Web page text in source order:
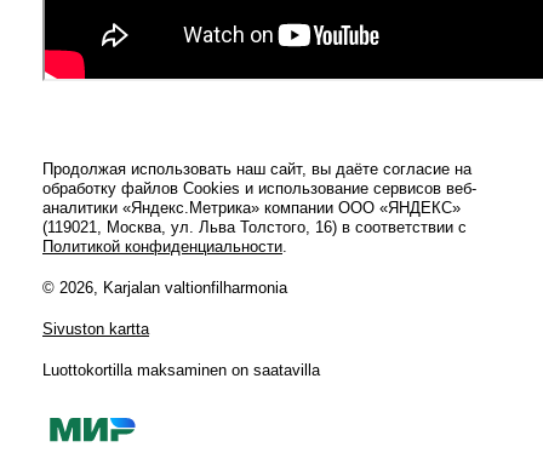
Продолжая использовать наш сайт, вы даёте согласие на
обработку файлов Cookies и использование сервисов веб-
аналитики «Яндекс.Метрика» компании ООО «ЯНДЕКС»
(119021, Москва, ул. Льва Толстого, 16) в соответствии с
Политикой конфиденциальности.
© 2026, Karjalan valtionfilharmonia
Sivuston kartta
Luottokortilla maksaminen on saatavilla